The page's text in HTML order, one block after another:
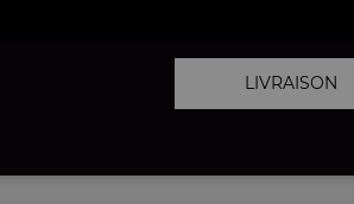
LIVRAISON